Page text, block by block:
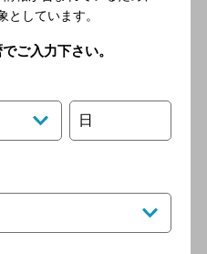
鳥]
／西武新宿線 西武新宿
小田急小田原線 新宿駅
駅
としています。
ご入力下さい。
日